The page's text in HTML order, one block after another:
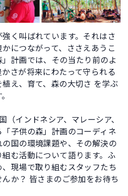
く叫ばれています。それはさ
につながって、ささえあうこ
計画では、その当たり前のよ
さが将来にわたって守られる
え、育て、森の大切さ を学ぶ
（インドネシア、マレーシア、
子供の森」計画のコーディネ
国の環境課題や、その解決の
む活動について語ります。ふ
現場で取り組むスタッフたち
か？ 皆さまのご参加をお待ち